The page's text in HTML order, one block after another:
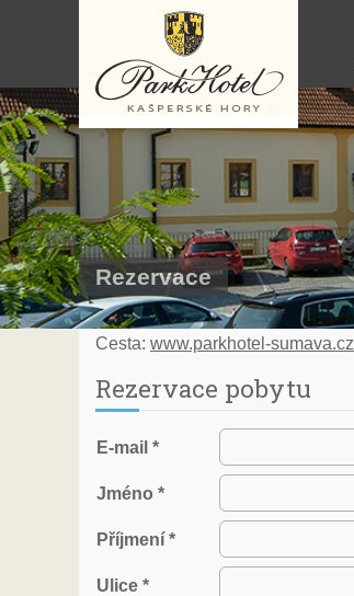
Rezervace
Cesta: www.parkhotel-sumava.cz
Rezervace pobytu
E-mail *
Jméno *
Příjmení *
Ulice *